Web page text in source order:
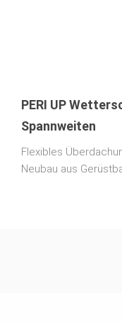
PERI UP
Spannweiten
Flexibles
Neubau aus